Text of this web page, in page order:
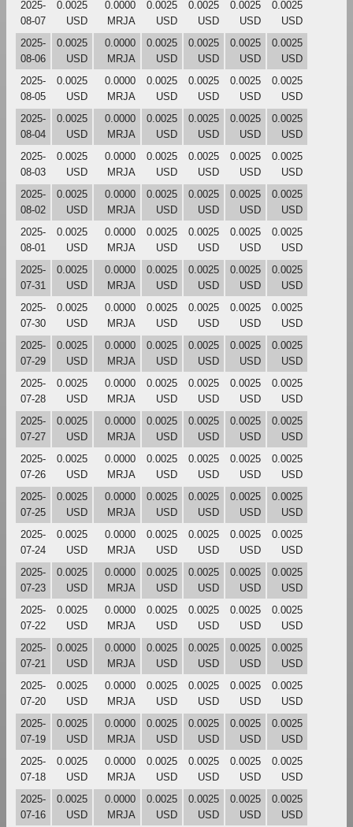
2025-
08-07
0.0025
USD
0.0000
MRJA
0.0025
USD
0.0025
USD
0.0025
USD
0.0025
USD
2025-
08-06
0.0025
USD
0.0000
MRJA
0.0025
USD
0.0025
USD
0.0025
USD
0.0025
USD
2025-
08-05
0.0025
USD
0.0000
MRJA
0.0025
USD
0.0025
USD
0.0025
USD
0.0025
USD
2025-
08-04
0.0025
USD
0.0000
MRJA
0.0025
USD
0.0025
USD
0.0025
USD
0.0025
USD
2025-
08-03
0.0025
USD
0.0000
MRJA
0.0025
USD
0.0025
USD
0.0025
USD
0.0025
USD
2025-
08-02
0.0025
USD
0.0000
MRJA
0.0025
USD
0.0025
USD
0.0025
USD
0.0025
USD
2025-
08-01
0.0025
USD
0.0000
MRJA
0.0025
USD
0.0025
USD
0.0025
USD
0.0025
USD
2025-
07-31
0.0025
USD
0.0000
MRJA
0.0025
USD
0.0025
USD
0.0025
USD
0.0025
USD
2025-
07-30
0.0025
USD
0.0000
MRJA
0.0025
USD
0.0025
USD
0.0025
USD
0.0025
USD
2025-
07-29
0.0025
USD
0.0000
MRJA
0.0025
USD
0.0025
USD
0.0025
USD
0.0025
USD
2025-
07-28
0.0025
USD
0.0000
MRJA
0.0025
USD
0.0025
USD
0.0025
USD
0.0025
USD
2025-
07-27
0.0025
USD
0.0000
MRJA
0.0025
USD
0.0025
USD
0.0025
USD
0.0025
USD
2025-
07-26
0.0025
USD
0.0000
MRJA
0.0025
USD
0.0025
USD
0.0025
USD
0.0025
USD
2025-
07-25
0.0025
USD
0.0000
MRJA
0.0025
USD
0.0025
USD
0.0025
USD
0.0025
USD
2025-
07-24
0.0025
USD
0.0000
MRJA
0.0025
USD
0.0025
USD
0.0025
USD
0.0025
USD
2025-
07-23
0.0025
USD
0.0000
MRJA
0.0025
USD
0.0025
USD
0.0025
USD
0.0025
USD
2025-
07-22
0.0025
USD
0.0000
MRJA
0.0025
USD
0.0025
USD
0.0025
USD
0.0025
USD
2025-
07-21
0.0025
USD
0.0000
MRJA
0.0025
USD
0.0025
USD
0.0025
USD
0.0025
USD
2025-
07-20
0.0025
USD
0.0000
MRJA
0.0025
USD
0.0025
USD
0.0025
USD
0.0025
USD
2025-
07-19
0.0025
USD
0.0000
MRJA
0.0025
USD
0.0025
USD
0.0025
USD
0.0025
USD
2025-
07-18
0.0025
USD
0.0000
MRJA
0.0025
USD
0.0025
USD
0.0025
USD
0.0025
USD
2025-
07-16
0.0025
USD
0.0000
MRJA
0.0025
USD
0.0025
USD
0.0025
USD
0.0025
USD